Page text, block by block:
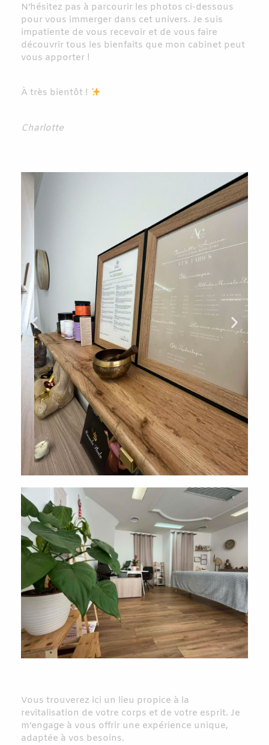
N’hésitez pas à parcourir les photos ci-dessous
pour vous immerger dans cet univers. Je suis
impatiente de vous recevoir et de vous faire
découvrir tous les bienfaits que mon cabinet peut
vous apporter !
À très bientôt !
Charlotte
Vous trouverez ici un lieu propice à la
revitalisation de votre corps et de votre esprit. Je
m’engage à vous offrir une expérience unique,
adaptée à vos besoins.